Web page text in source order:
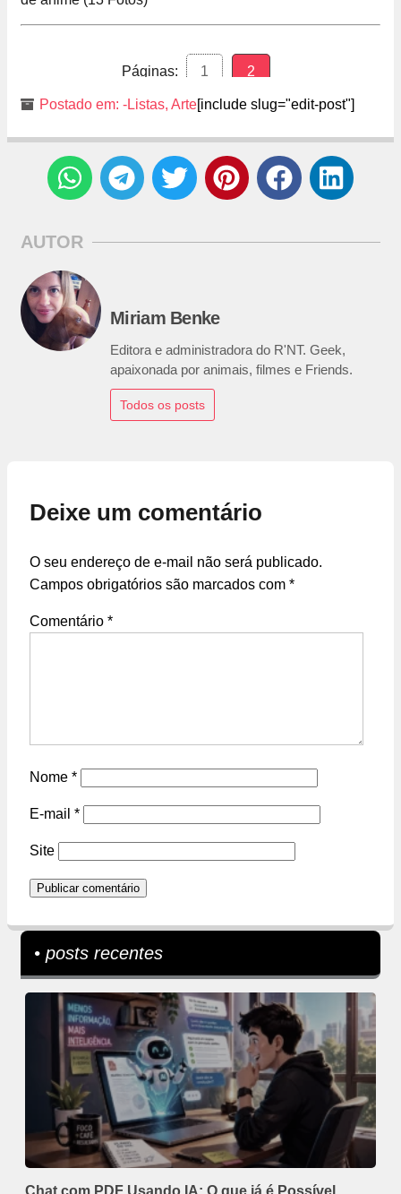
Páginas: 1 2
Postado em: -Listas, Arte[include slug="edit-post"]
AUTOR
Miriam Benke
Editora e administradora do R'NT. Geek,
apaixonada por animais, filmes e Friends.
Todos os posts
Deixe um comentário
O seu endereço de e-mail não será publicado.
Campos obrigatórios são marcados com *
Comentário *
Nome *
E-mail *
Site
• posts recentes
Chat com PDF Usando IA: O que já é Possível